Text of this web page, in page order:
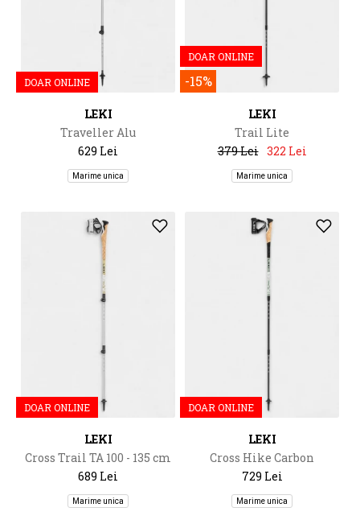
DOAR ONLINE
LEKI
Traveller Alu
629 Lei
Marime unica
DOAR ONLINE
-15%
LEKI
Trail Lite
379 Lei 322 Lei
Marime unica
DOAR ONLINE
LEKI
Cross Trail TA 100 - 135 cm
689 Lei
Marime unica
DOAR ONLINE
LEKI
Cross Hike Carbon
729 Lei
Marime unica